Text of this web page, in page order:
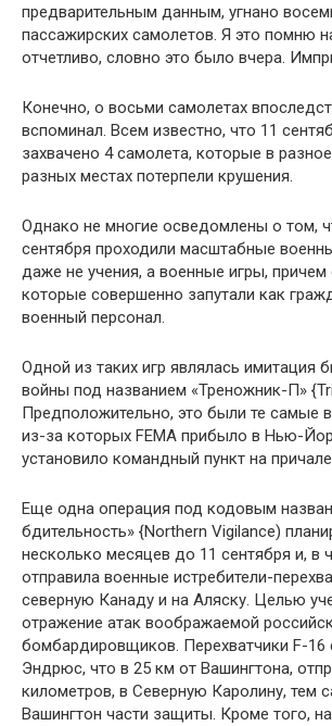
предварительным данным, угнано
пассажирских самолетов. Я это помню
отчетливо, словно это было вчера.
Конечно, о восьми самолетах
вспоминал. Всем известно, что 11
захвачено 4 самолета, которые в
разных местах потерпели крушения.
Однако не многие осведомлены о том,
сентября проходили масштабные
даже не учения, а военные игры, причем
которые совершенно запутали как
военный персонал.
Одной из таких игр являлась имитация
войны под названием «Треножник-П»
Предположительно, это были те самые
из-за которых FEMA прибыло в Нью-
установило командный пункт на
Еще одна операция под кодовым
бдительность» {Northern Vigilance)
несколько месяцев до 11 сентября и, в
отправила военные истребители-
северную Канаду и на Аляску. Целью
отражение атак воображаемой
бомбардировщиков. Перехватчики F-
Эндрюс, что в 25 км от Вашингтона,
километров, в Северную Каролину, тем
Вашингтон части защиты. Кроме того,